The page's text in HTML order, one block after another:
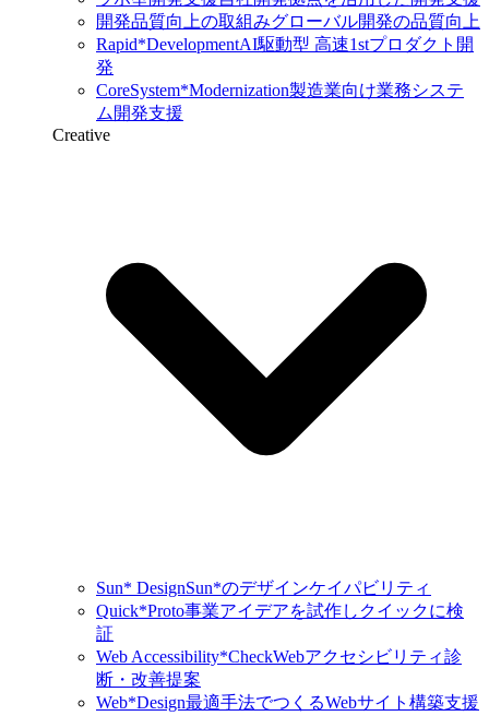
開発品質向上の取組みグローバル開発の品質向上
Rapid*DevelopmentAI駆動型 高速1stプロダクト開
発
CoreSystem*Modernization製造業向け業務システ
ム開発支援
Creative
Sun* DesignSun*のデザインケイパビリティ
Quick*Proto事業アイデアを試作しクイックに検
証
Web Accessibility*CheckWebアクセシビリティ診
断・改善提案
Web*Design最適手法でつくるWebサイト構築支援